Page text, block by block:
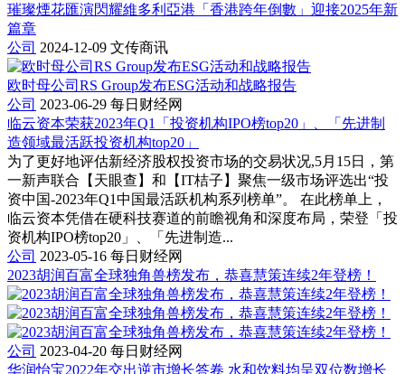
璀璨煙花匯演閃耀維多利亞港「香港跨年倒數」迎接2025年新
篇章
公司 2024-12-09 文传商讯
欧时母公司RS Group发布ESG活动和战略报告
公司 2023-06-29 每日财经网
临云资本荣获2023年Q1「投资机构IPO榜top20」、「先进制
造领域最活跃投资机构top20」
为了更好地评估新经济股权投资市场的交易状况,5月15日，第
一新声联合【天眼查】和【IT桔子】聚焦一级市场评选出“投
资中国-2023年Q1中国最活跃机构系列榜单”。 在此榜单上，
临云资本凭借在硬科技赛道的前瞻视角和深度布局，荣登「投
资机构IPO榜top20」、「先进制造...
公司 2023-05-16 每日财经网
2023胡润百富全球独角兽榜发布，恭喜慧策连续2年登榜！
公司 2023-04-20 每日财经网
华润怡宝2022年交出逆市增长答卷 水和饮料均呈双位数增长